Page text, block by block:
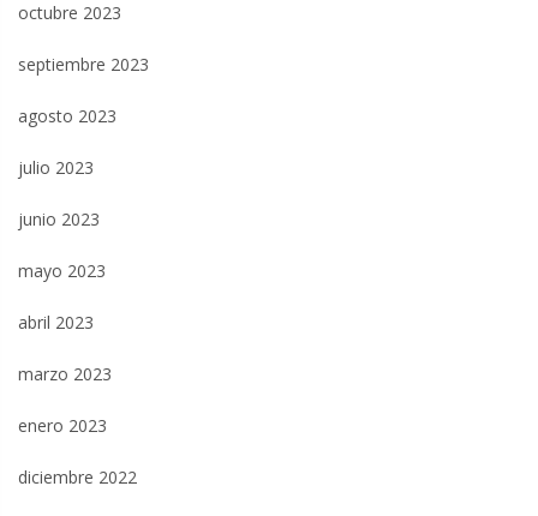
octubre 2023
septiembre 2023
agosto 2023
julio 2023
junio 2023
mayo 2023
abril 2023
marzo 2023
enero 2023
diciembre 2022